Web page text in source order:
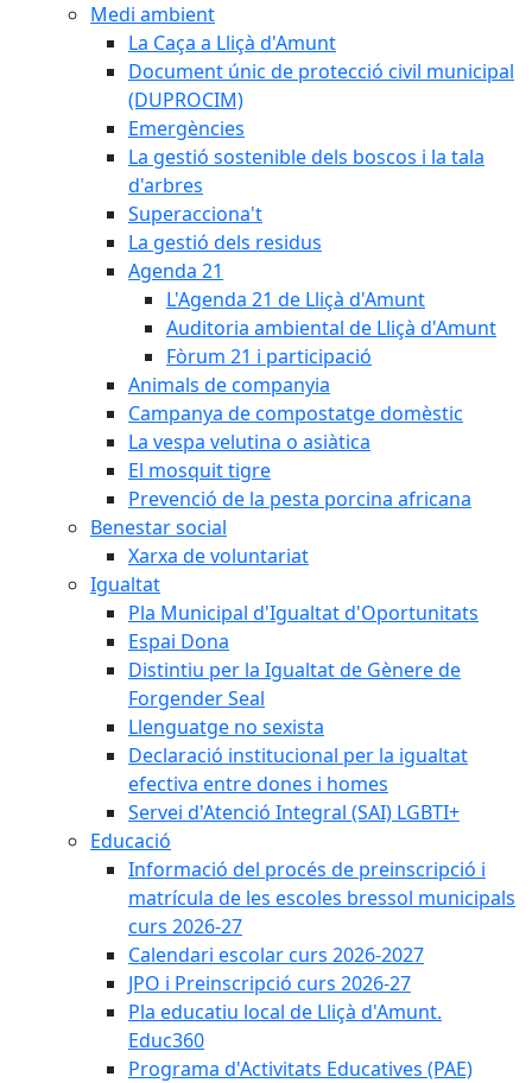
Medi ambient
La Caça a Lliçà d'Amunt
Document únic de protecció civil municipal
(DUPROCIM)
Emergències
La gestió sostenible dels boscos i la tala
d'arbres
Superacciona't
La gestió dels residus
Agenda 21
L'Agenda 21 de Lliçà d'Amunt
Auditoria ambiental de Lliçà d'Amunt
Fòrum 21 i participació
Animals de companyia
Campanya de compostatge domèstic
La vespa velutina o asiàtica
El mosquit tigre
Prevenció de la pesta porcina africana
Benestar social
Xarxa de voluntariat
Igualtat
Pla Municipal d'Igualtat d'Oportunitats
Espai Dona
Distintiu per la Igualtat de Gènere de
Forgender Seal
Llenguatge no sexista
Declaració institucional per la igualtat
efectiva entre dones i homes
Servei d'Atenció Integral (SAI) LGBTI+
Educació
Informació del procés de preinscripció i
matrícula de les escoles bressol municipals
curs 2026-27
Calendari escolar curs 2026-2027
JPO i Preinscripció curs 2026-27
Pla educatiu local de Lliçà d'Amunt.
Educ360
Programa d'Activitats Educatives (PAE)